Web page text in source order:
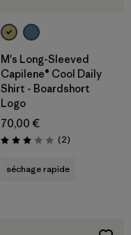
M's Long-Sleeved
Capilene® Cool Daily
Shirt - Boardshort
Logo
70,00 €
Évaluation: 3.0 / 5
(2Avis
)
séchage rapide